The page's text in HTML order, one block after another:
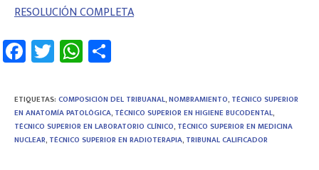
RESOLUCIÓN COMPLETA
Fa
ce
b
o
ok
T
wi
tt
er
W
h
at
sA
p
m
p
ar
ETIQUETAS: COMPOSICIÓN DEL TRIBUANAL,NOMBRAMIENTO, TÉCNICO SUPERIOR
EN ANATOMÍA PATOLÓGICA, TÉCNICO SUPERIOR EN HIGIENE BUCODENTAL,
TÉCNICO SUPERIOR EN LABORATORIO CLÍNICO, TÉCNICO SUPERIOR EN MEDICINA
NUCLEAR, TÉCNICO SUPERIOR EN RADIOTERAPIA, TRIBUNAL CALIFICADOR